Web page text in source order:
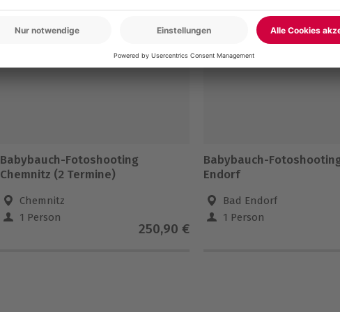
-15% CLUB DEAL
Babybauch-Fotoshooting
Chemnitz (2 Termine)
Chemnitz
1 Person
250,90 €
-15% CLUB DEAL
Babybauch-
Endorf
Bad Endorf
1 Person